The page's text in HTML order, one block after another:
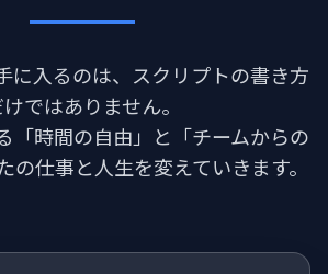
に入るのは、スクリプトの書き方
ではありません。
「時間の自由」と「チームからの
の仕事と人生を変えていきます。